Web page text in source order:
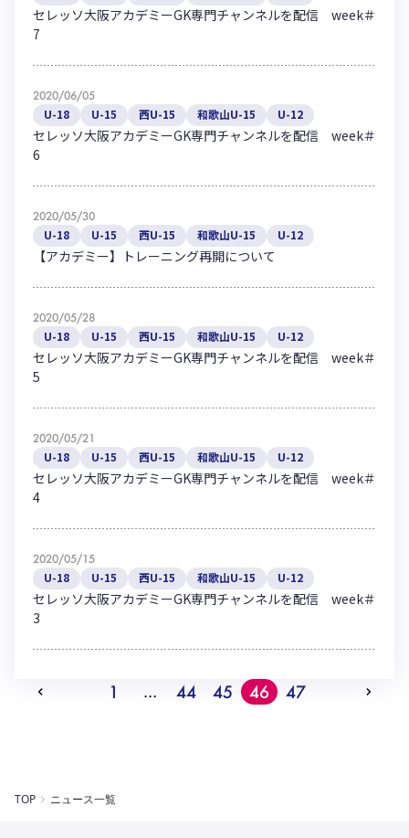
セレッソ大阪アカデミーGK専門チャンネルを配信 week＃
7
2020/06/05
U-18 U-15 西U-15 和歌山U-15 U-12
セレッソ大阪アカデミーGK専門チャンネルを配信 week＃
6
2020/05/30
U-18 U-15 西U-15 和歌山U-15 U-12
【アカデミー】トレーニング再開について
2020/05/28
U-18 U-15 西U-15 和歌山U-15 U-12
セレッソ大阪アカデミーGK専門チャンネルを配信 week＃
5
2020/05/21
U-18 U-15 西U-15 和歌山U-15 U-12
セレッソ大阪アカデミーGK専門チャンネルを配信 week＃
4
2020/05/15
U-18 U-15 西U-15 和歌山U-15 U-12
セレッソ大阪アカデミーGK専門チャンネルを配信 week＃
3
1 … 44 45 46 47
TOP ニュース一覧